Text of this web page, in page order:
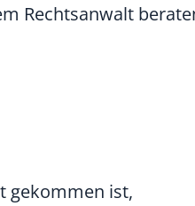
Rechtsanwalt
gekommen ist,